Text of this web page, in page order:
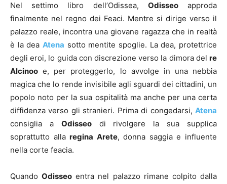
Nel settimo libro dell’Odissea, Odisseoapproda
finalmente nel regno dei Feaci. Mentre si dirige verso il
palazzo reale, incontra una giovane ragazza che in realtà
è la dea Atena sotto mentite spoglie. La dea, protettrice
degli eroi, lo guida con discrezione verso la dimora del re
Alcinoo e, per proteggerlo, lo avvolge in una nebbia
magica che lo rende invisibile agli sguardi dei cittadini, un
popolo noto per la sua ospitalità ma anche per una certa
diffidenza verso gli stranieri. Prima di congedarsi, Atena
consiglia a Odisseodi rivolgere la sua supplica
soprattutto allaregina Arete, donna saggia e influente
nella corte feacia.
QuandoOdisseo entra nel palazzo rimane colpito dalla